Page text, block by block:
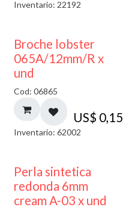
Inventario: 22192
Broche lobster
065A/12mm/R x
und
Cod: 06865
US$ 0,15
Inventario: 62002
Perla sintetica
redonda 6mm
cream A-03 x und